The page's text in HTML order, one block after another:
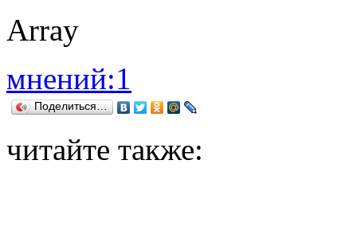
Array
мнений:1
Поделиться…
читайте также: